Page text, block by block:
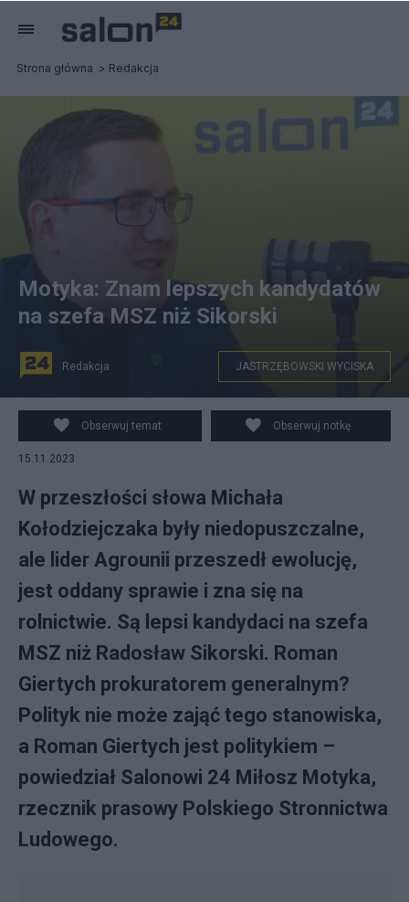
Strona główna Redakcja
na zdjęciu: rzecznik PSL Miłosz Motyka. fot. Salon24.pl
Motyka: Znam lepszych kandydatów
na szefa MSZ niż Sikorski
Redakcja JASTRZĘBOWSKI WYCISKA
Obserwuj temat Obserwuj notkę
15.11.2023
W przeszłości słowa Michała
Kołodziejczaka były niedopuszczalne,
ale lider Agrounii przeszedł ewolucję,
jest oddany sprawie i zna się na
rolnictwie. Są lepsi kandydaci na szefa
MSZ niż Radosław Sikorski. Roman
Giertych prokuratorem generalnym?
Polityk nie może zająć tego stanowiska,
a Roman Giertych jest politykiem –
powiedział Salonowi 24 Miłosz Motyka,
rzecznik prasowy Polskiego Stronnictwa
Ludowego.